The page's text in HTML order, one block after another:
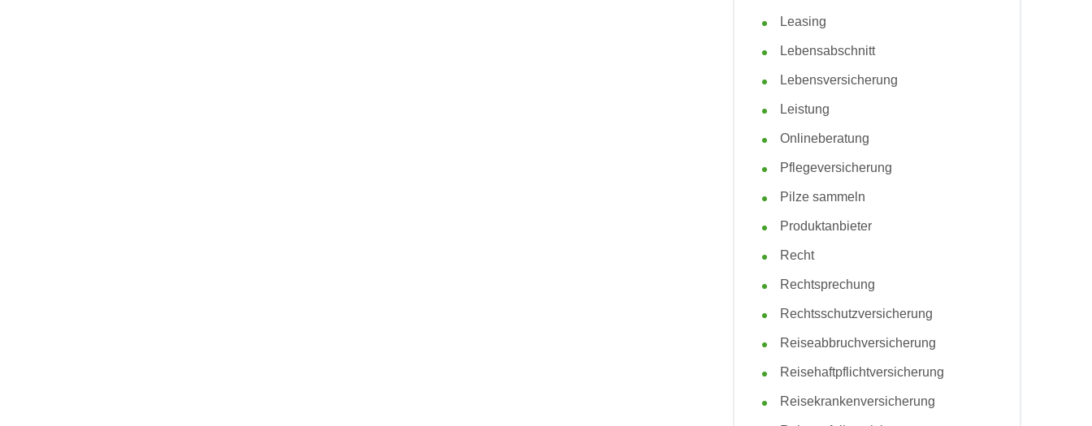
Leasing
Lebensabschnitt
Lebensversicherung
Leistung
Onlineberatung
Pflegeversicherung
Pilze sammeln
Produktanbieter
Recht
Rechtsprechung
Rechtsschutzversicherung
Reiseabbruchversicherung
Reisehaftpflichtversicherung
Reisekrankenversicherung